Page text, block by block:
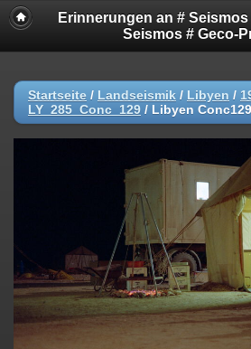
Erinnerungen an #
Seismos # Geco-
Startseite / Landseismik / Libyen /
LY_285_Conc_129 / Libyen